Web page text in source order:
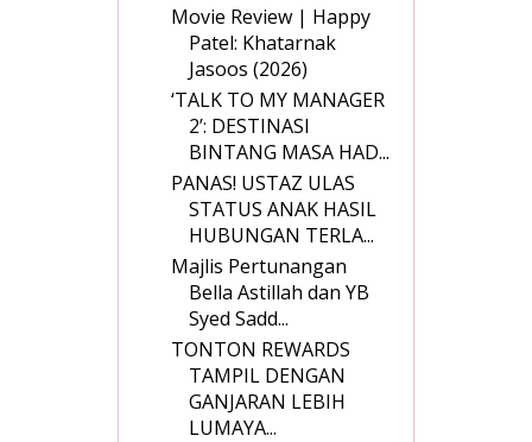
Movie Review | Happy
Patel: Khatarnak
Jasoos (2026)
‘TALK TO MY MANAGER
2’: DESTINASI
BINTANG MASA HAD...
PANAS! USTAZ ULAS
STATUS ANAK HASIL
HUBUNGAN TERLA...
Majlis Pertunangan
Bella Astillah dan YB
Syed Sadd...
TONTON REWARDS
TAMPIL DENGAN
GANJARAN LEBIH
LUMAYA...